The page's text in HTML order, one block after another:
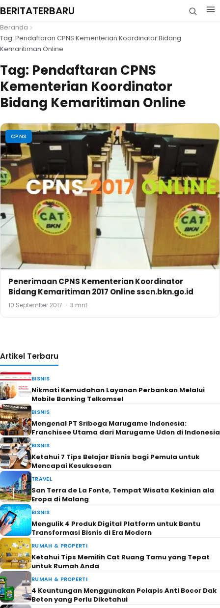
BERITATERBARU
Beranda
Tag: Pendaftaran CPNS Kementerian Koordinator Bidang
Kemaritiman Online
Tag: Pendaftaran CPNS
Kementerian Koordinator
Bidang Kemaritiman Online
CPNS
Penerimaan CPNS Kementerian Koordinator
Bidang Kemaritiman 2017 Online sscn.bkn.go.id
10 September 2017 · 3 mnt
Artikel Terbaru
BISNIS
Nikmati Kemudahan Layanan Perbankan Melalui
Mobile Banking Telkomsel
BISNIS
Mengenal PT Sriboga Marugame Indonesia:
Franchisee Utama dari Marugame Udon di Indonesia
BISNIS
Ketahui 7 Tips Belajar Bisnis bagi Pemula untuk
Mencapai Kesuksesan
TRAVEL
San Terra de La Fonte, Tempat Wisata Kekinian ala
Eropa di Malang
BISNIS
Mengulik 4 Produk Digital Platform untuk Bantu
Transformasi Bisnis di Era Modern
RUMAH & PROPERTI
Ketahui Tips Memilih Cat Ruang Tamu yang Tepat
untuk Rumah Anda
RUMAH & PROPERTI
4 Keuntungan Menggunakan Pelapis Anti Bocor Dak
Beton yang Perlu Diketahui